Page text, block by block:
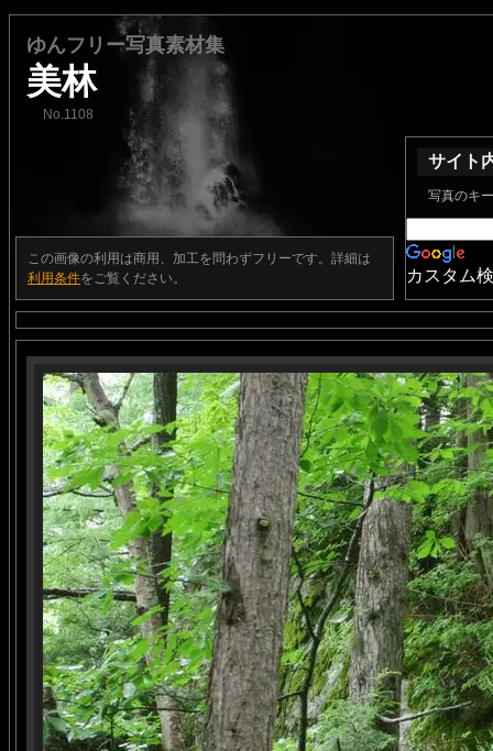
ゆんフリー写真素材集
美林
No.1108
この画像の利用は商用、加工を問わずフリーです。詳細は
利用条件をご覧ください。
サイト
写真のキ
カスタム